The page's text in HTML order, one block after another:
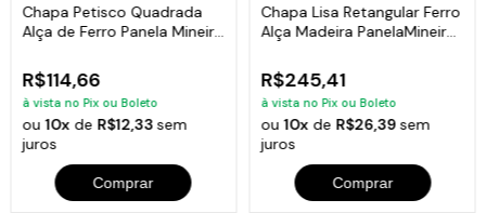
Chapa Petisco Quadrada
Alça de Ferro Panela Mineira
R$114,66
à vista no Pix ou Boleto
ou10x de R$12,33sem
juros
Comprar
Chapa Lisa Retangular Ferro
Alça Madeira PanelaMineira
R$245,41
à vista no Pix ou Boleto
ou10x de R$26,39sem
juros
Comprar